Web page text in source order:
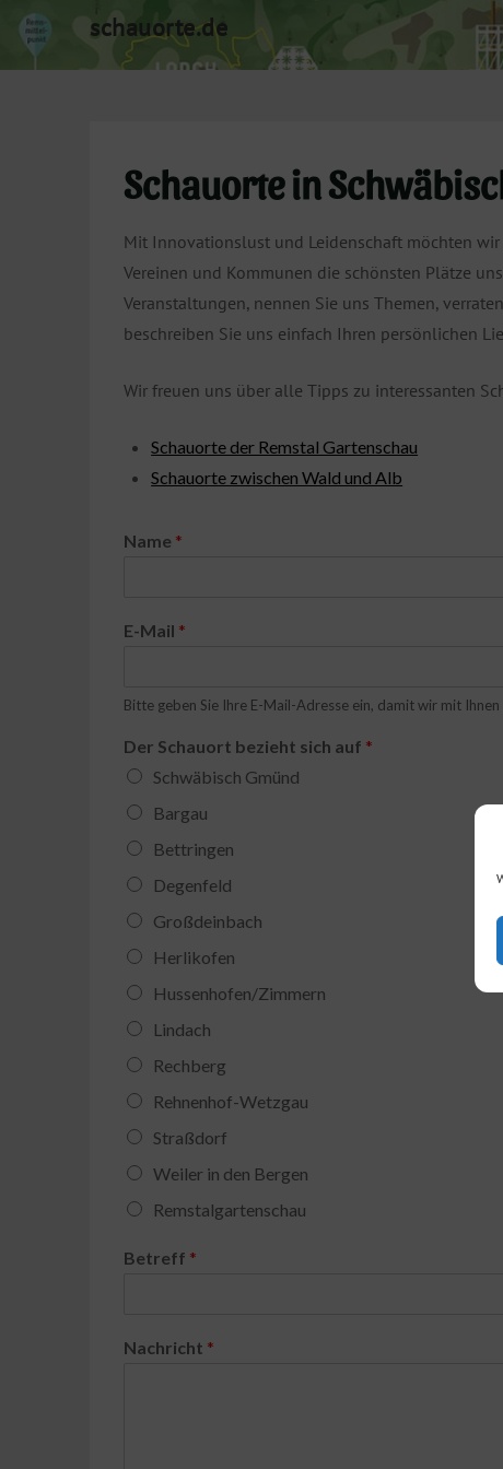
Skip
content
schauorte.de
Schauorte in
Mit Innovationslust und Leidenschaft möchten
Vereinen und Kommunen die schönsten Plätze
Veranstaltungen, nennen Sie uns Themen,
beschreiben Sie uns einfach Ihren persönlichen
Wir freuen uns über alle Tipps zu interessanten
Schauorte der Remstal Gartenschau
Schauorte zwischen Wald und Alb
Name *
E-Mail *
Bitte geben Sie Ihre E-Mail-Adresse ein, damit wir mit
Der Schauort bezieht sich auf *
Schwäbisch Gmünd
Bargau
Bettringen
Degenfeld
Großdeinbach
Herlikofen
Hussenhofen/Zimmern
Lindach
Rechberg
Rehnenhof-Wetzgau
Straßdorf
Weiler in den Bergen
Remstalgartenschau
Betreff *
Nachricht *